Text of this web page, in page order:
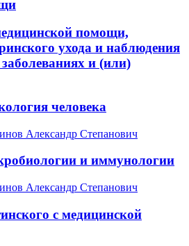
помощи,
ухода и наблюдения
и (или)
человека
Александр Степанович
и иммунологии
Александр Степанович
с медицинской